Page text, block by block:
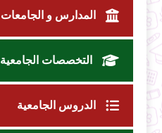
المدارس و الجامعات
التخصصات الجامعية
الدروس الجامعية